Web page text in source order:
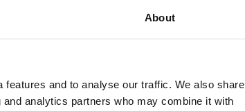
About
and to analyse our traffic. We also share
analytics partners who may combine it with
ist
Trockenlauf